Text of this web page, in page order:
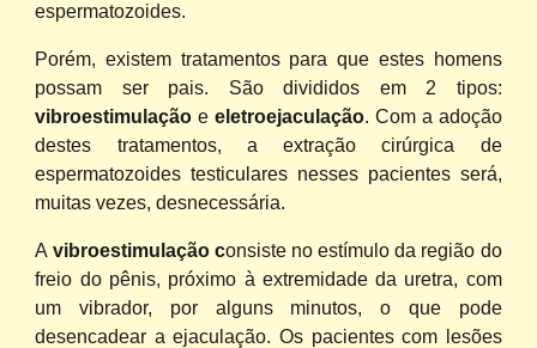
espermatozoides.
Porém, existem tratamentos para que estes homens
possam ser pais. São divididos em 2 tipos:
vibroestimulação eeletroejaculação. Com a adoção
destes tratamentos, a extração cirúrgica de
espermatozoides testiculares nesses pacientes será,
muitas vezes, desnecessária.
A vibroestimulação consiste no estímulo da região do
freio do pênis, próximo à extremidade da uretra, com
um vibrador, por alguns minutos, o que pode
desencadear a ejaculação. Os pacientes com lesões